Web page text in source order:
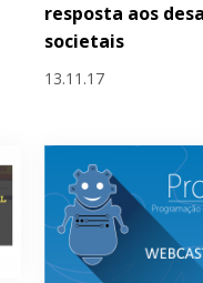
resposta aos
societais
13.11.17